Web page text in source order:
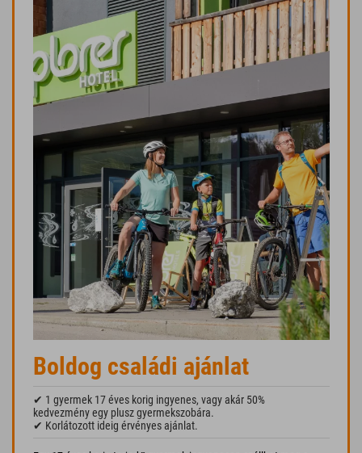
Boldog családi ajánlat
✔ 1 gyermek 17 éves korig ingyenes, vagy akár 50%
kedvezmény egy plusz gyermekszobára.
✔ Korlátozott ideig érvényes ajánlat.